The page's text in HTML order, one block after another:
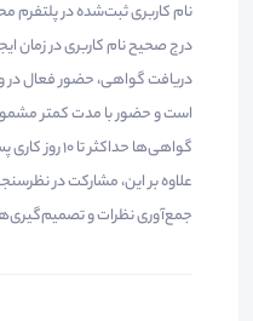
نام کاربری ثبت‌شده در پلتفرم
درج صحیح نام کاربری در زمان
است و حضور با مدت کمتر
گواهی‌ها
علاوه بر این، مشارکت در
جمع‌آوری نظرات و